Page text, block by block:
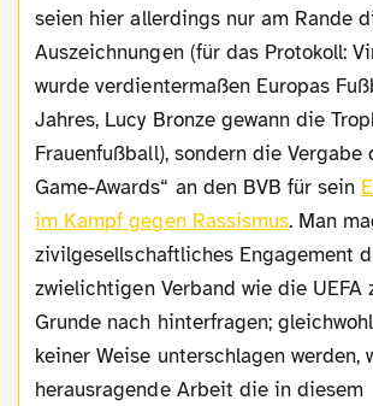
seien hier allerdings nur am Rande
Auszeichnungen (für das Protokoll:
wurde verdientermaßen Europas
Jahres, Lucy Bronze gewann die
Frauenfußball), sondern die Vergabe
Game-Awards“ an den BVB für sein
im Kampf gegen Rassismus. Man
zivilgesellschaftliches Engagement
zwielichtigen Verband wie die UEFA
Grunde nach hinterfragen;
keiner Weise unterschlagen werden,
herausragende Arbeit die in diesem